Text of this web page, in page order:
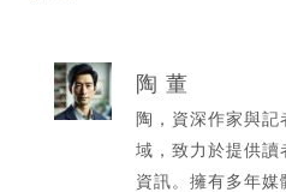
陶 董
陶，資深作家與
域，致力於提供
資訊。擁有多年